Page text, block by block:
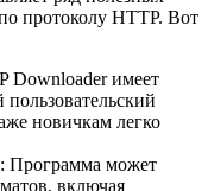
протоколу HTTP. Вот
Downloader имеет
новичкам легко
Программа может
включая